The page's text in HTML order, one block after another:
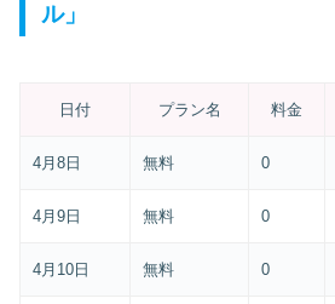
ル」
日付 プラン名 料金
4月8日 無料 0
4月9日 無料 0
4月10日 無料 0